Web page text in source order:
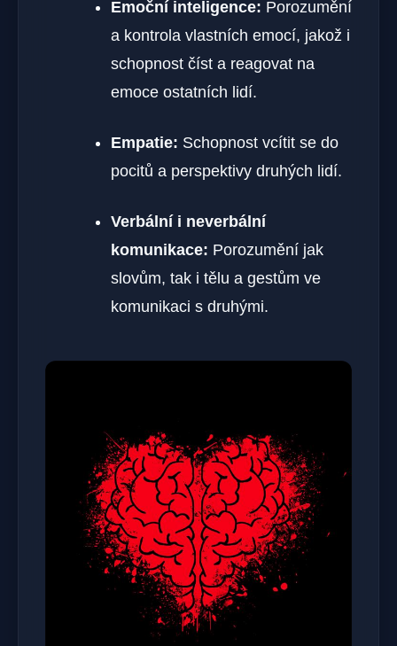
Emoční inteligence: Porozumění
a kontrola vlastních emocí, jakož i
schopnost číst a reagovat na
emoce ostatních lidí.
Empatie: Schopnost vcítit se do
pocitů a perspektivy druhých lidí.
Verbální i neverbální
komunikace: Porozumění jak
slovům, tak i tělu a gestům ve
komunikaci s druhými.